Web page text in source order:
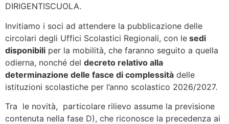
DIRIGENTISCUOLA.
Invitiamo i soci ad attendere la pubblicazione delle
circolari degli Uffici Scolastici Regionali, con le sedi
disponibili per la mobilità, che faranno seguito a quella
odierna, nonché del decreto relativo alla
determinazione delle fasce di complessità delle
istituzioni scolastiche per l’anno scolastico 2026/2027.
Tra le novità, particolare rilievo assume la previsione
contenuta nella fase D), che riconosce la precedenza ai